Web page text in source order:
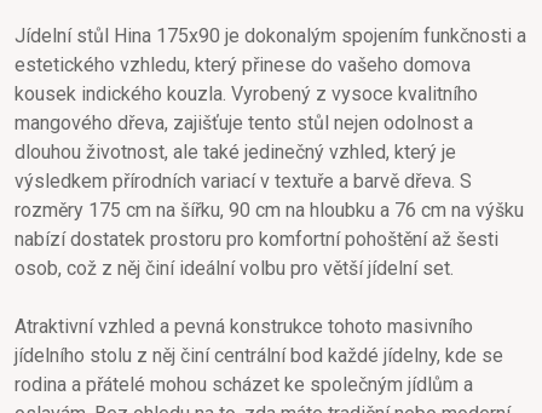
Jídelní stůl Hina 175x90 je dokonalým spojením funkčnosti a
estetického vzhledu, který přinese do vašeho domova
kousek indického kouzla. Vyrobený z vysoce kvalitního
mangového dřeva, zajišťuje tento stůl nejen odolnost a
dlouhou životnost, ale také jedinečný vzhled, který je
výsledkem přírodních variací v textuře a barvě dřeva. S
rozměry 175 cm na šířku, 90 cm na hloubku a 76 cm na výšku
nabízí dostatek prostoru pro komfortní pohoštění až šesti
osob, což z něj činí ideální volbu pro větší jídelní set.
Atraktivní vzhled a pevná konstrukce tohoto masivního
jídelního stolu z něj činí centrální bod každé jídelny, kde se
rodina a přátelé mohou scházet ke společným jídlům a